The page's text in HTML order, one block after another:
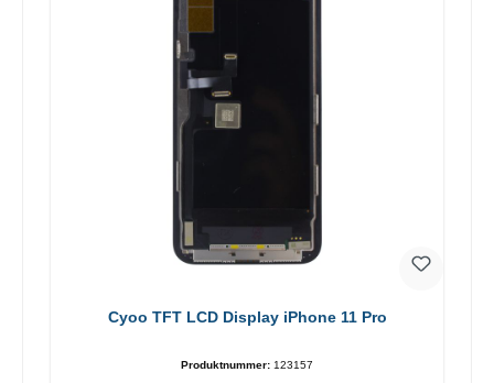
Cyoo TFT LCD Display iPhone 11 Pro
Produktnummer: 123157